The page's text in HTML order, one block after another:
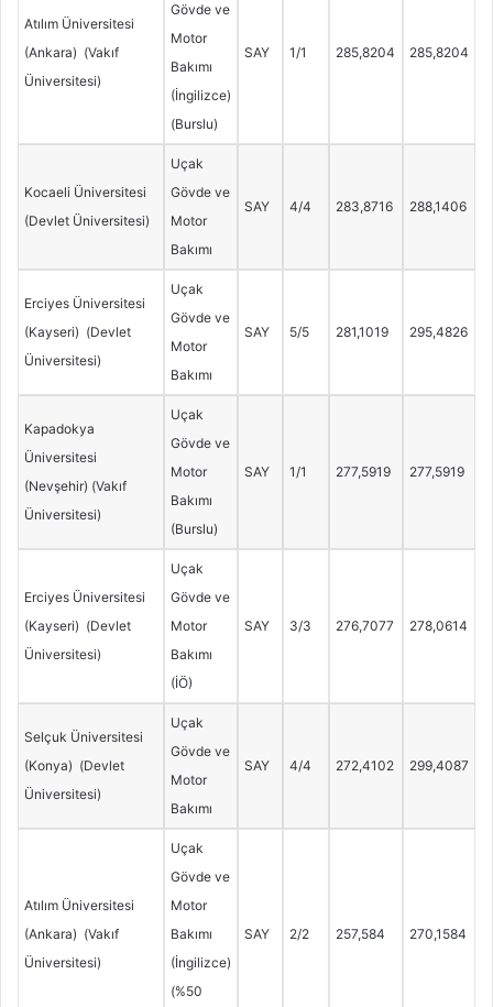
Atılım Üniversitesi
(Ankara) (Vakıf
Üniversitesi)
Gövde ve
Motor
Bakımı
(İngilizce)
(Burslu)
SAY 1/1 285,8204 285,8204
Kocaeli Üniversitesi
(Devlet Üniversitesi)
Uçak
Gövde ve
Motor
Bakımı
SAY 4/4 283,8716 288,1406
Erciyes Üniversitesi
(Kayseri) (Devlet
Üniversitesi)
Uçak
Gövde ve
Motor
Bakımı
SAY 5/5 281,1019 295,4826
Kapadokya
Üniversitesi
(Nevşehir) (Vakıf
Üniversitesi)
Uçak
Gövde ve
Motor
Bakımı
(Burslu)
SAY 1/1 277,5919 277,5919
Erciyes Üniversitesi
(Kayseri) (Devlet
Üniversitesi)
Uçak
Gövde ve
Motor
Bakımı
(İÖ)
SAY 3/3 276,7077 278,0614
Selçuk Üniversitesi
(Konya) (Devlet
Üniversitesi)
Uçak
Gövde ve
Motor
Bakımı
SAY 4/4 272,4102 299,4087
Atılım Üniversitesi
(Ankara) (Vakıf
Üniversitesi)
Uçak
Gövde ve
Motor
Bakımı
(İngilizce)
(%50
SAY 2/2 257,584 270,1584